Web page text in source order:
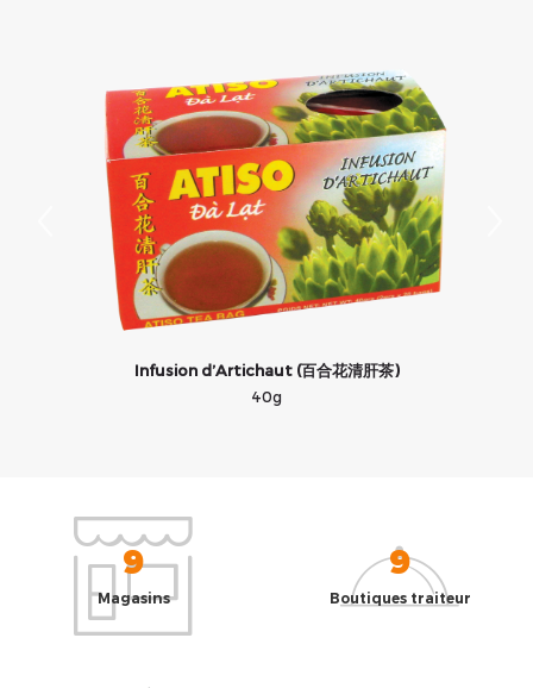
Infusion d’Artichaut (百合花清肝茶)
40g
9
Magasins
9
Boutiques traiteur